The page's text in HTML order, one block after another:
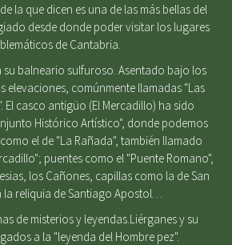
la que dicen es una de las más bellas del
desde donde poder visitar los lugares
de Cantabria.
su balneario sulfuroso. Asentado bajo los
elevaciones, comúnmente llamadas "Las
El casco antigüo (El Mercadillo) ha sido
Histórico Artístico", donde podemos
el de "La Rañada", también llamado
puentes como el "Puente Romano",
los Cañones, capillas como la de San
reliquia de Santiago Apostol…
de misterios y leyendas.Liérganes y su
a la "leyenda del Hombre pez".